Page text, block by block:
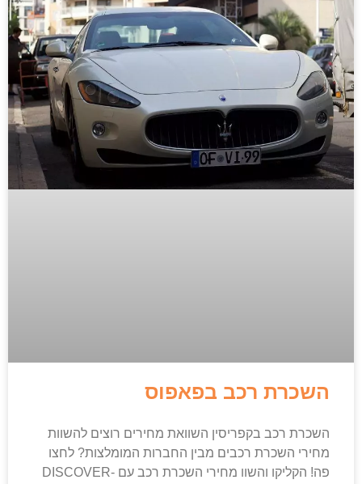
השכרת רכב בפאפוס
השכרת רכב בקפריסין השוואת מחירים רוצים להשוות
מחירי השכרת רכבים מבין החברות המומלצות? לחצו
פה! הקליקו והשוו מחירי השכרת רכב עם DISCOVER-